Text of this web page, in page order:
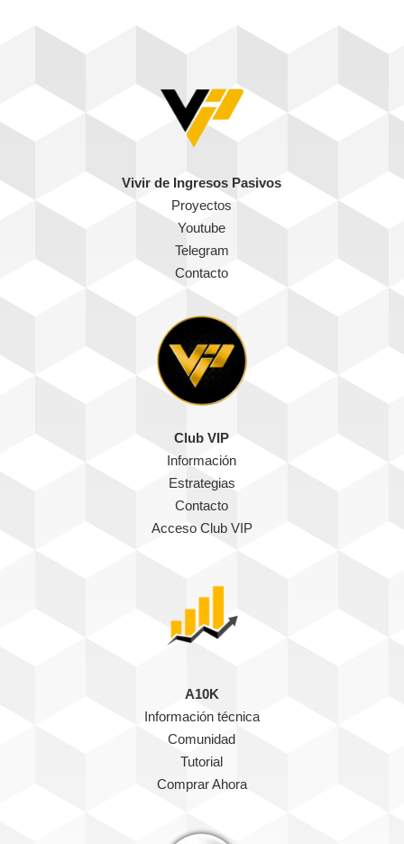
Vivir de Ingresos Pasivos
Proyectos
Youtube
Telegram
Contacto
Club VIP
Información
Estrategias
Contacto
Acceso Club VIP
A10K
Información técnica
Comunidad
Tutorial
Comprar Ahora